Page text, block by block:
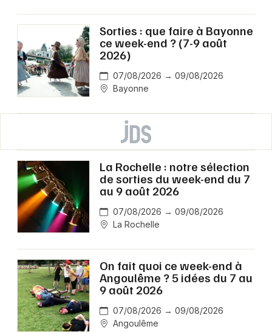
Sorties : que faire à Bayonne
ce week-end ? (7-9 août
2026)
07/08/2026 → 09/08/2026
Bayonne
La Rochelle : notre sélection
de sorties du week-end du 7
au 9 août 2026
07/08/2026 → 09/08/2026
La Rochelle
On fait quoi ce week-end à
Angoulême ? 5 idées du 7 au
9 août 2026
07/08/2026 → 09/08/2026
Angoulême